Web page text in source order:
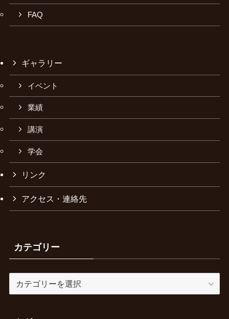
FAQ
ギャラリー
イベント
業績
講演
学会
リンク
アクセス・連絡先
カテゴリー
テ